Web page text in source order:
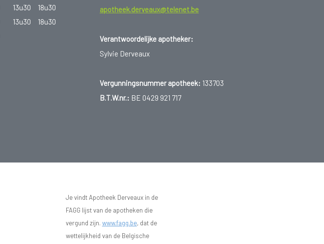
13u30
18u30
13u30
18u30
apotheek.derveaux@telenet.be
Verantwoordelijke apotheker:
Sylvie Derveaux
Vergunningsnummer apotheek: 133703
B.T.W.nr.: BE 0429 921 717
Je vindt Apotheek Derveaux in de
FAGG lijst van de apotheken die
vergund zijn. www.fagg.be, dat de
wettelijkheid van de Belgische